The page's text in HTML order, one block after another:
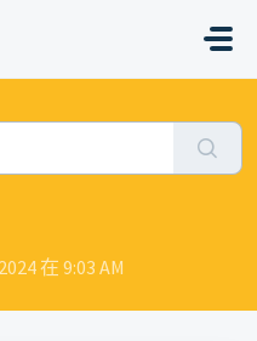
在 9:03 AM